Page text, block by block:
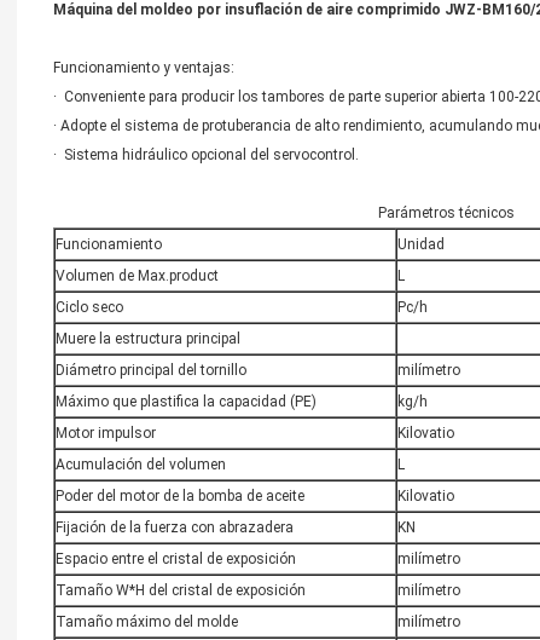
Máquina del moldeo por insuflación de aire comprimido JWZ-BM160/
Funcionamiento y ventajas:
· Conveniente para producir los tambores de parte superior abierta 100-
· Adopte el sistema de protuberancia de alto rendimiento, acumulando
· Sistema hidráulico opcional del servocontrol.
Parámetros técnicos
Funcionamiento
Unidad
Volumen de Max.product
L
Ciclo seco
Pc/h
Muere la estructura principal
Diámetro principal del tornillo
milímetro
Máximo que plastifica la capacidad (PE)
kg/h
Motor impulsor
Kilovatio
Acumulación del volumen
L
Poder del motor de la bomba de aceite
Kilovatio
Fijación de la fuerza con abrazadera
KN
Espacio entre el cristal de exposición
milímetro
Tamaño W*H del cristal de exposición
milímetro
Tamaño máximo del molde
milímetro